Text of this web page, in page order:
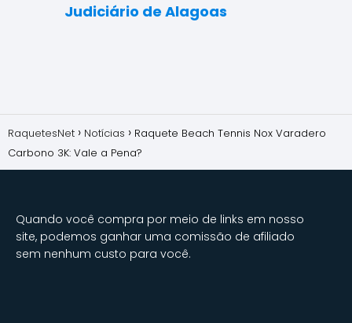
Judiciário de Alagoas
RaquetesNet Notícias
Raquete Beach Tennis Nox Varadero
Carbono 3K: Vale a Pena?
Quando você compra por meio de links em nosso
site, podemos ganhar uma comissão de afiliado
sem nenhum custo para você.